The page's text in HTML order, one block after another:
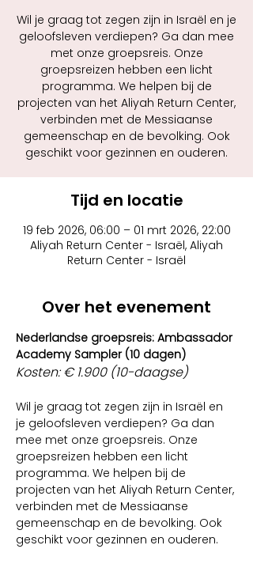
Wil je graag tot zegen zijn in Israël en je
geloofsleven verdiepen? Ga dan mee
met onze groepsreis. Onze
groepsreizen hebben een licht
programma. We helpen bij de
projecten van het Aliyah Return Center,
verbinden met de Messiaanse
gemeenschap en de bevolking. Ook
geschikt voor gezinnen en ouderen.
Tijd en locatie
19 feb 2026, 06:00 – 01 mrt 2026, 22:00
Aliyah Return Center - Israël, Aliyah
Return Center - Israël
Over het evenement
Nederlandse groepsreis: Ambassador
Academy Sampler (10 dagen)
Kosten: € 1.900 (10-daagse)
Wil je graag tot zegen zijn in Israël en
je geloofsleven verdiepen? Ga dan
mee met onze groepsreis. Onze
groepsreizen hebben een licht
programma. We helpen bij de
projecten van het Aliyah Return Center,
verbinden met de Messiaanse
gemeenschap en de bevolking. Ook
geschikt voor gezinnen en ouderen.